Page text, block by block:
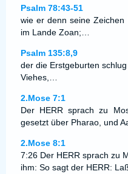
Psalm 78:43-51
wie er denn seine
im Lande Zoan;…
Psalm 135:8,9
der die Erstgeburten
Viehes,…
2.Mose 7:1
Der HERR sprach zu
gesetzt über Pharao, und
2.Mose 8:1
7:26 Der HERR sprach zu
ihm: So sagt der HERR: